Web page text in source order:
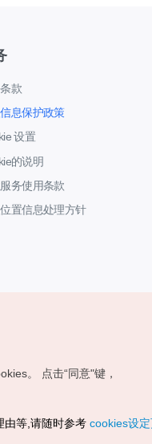
款
息保护政策
设置
的说明
务使用条款
置信息处理方针
所有
。
点击“同意"键，
由等,请随时参考 cookies设